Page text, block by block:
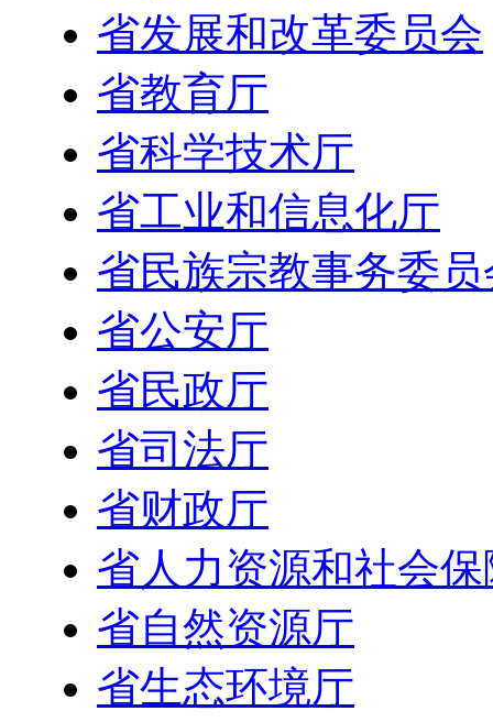
省发展和改革委员会
省教育厅
省科学技术厅
省工业和信息化厅
省民族宗教事务委员
省公安厅
省民政厅
省司法厅
省财政厅
省人力资源和社会
省自然资源厅
省生态环境厅